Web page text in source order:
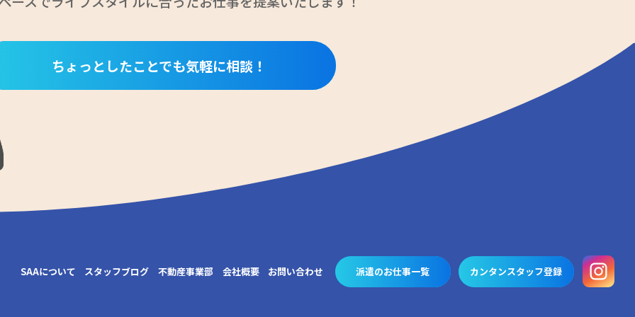
ちょっとしたことでも気軽に相談！
SAAについて スタッフブログ 不動産事業部 会社概要 お問い合わせ 派遣のお仕事一覧 カンタンスタッフ登録